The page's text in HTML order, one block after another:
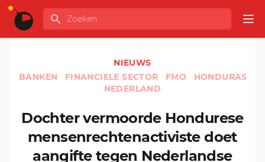
Ga naar de inhoud
GLOBALINFO
Zoeken
NIEUWS
BANKEN
FINANCIELE SECTOR FMO
HONDURAS
NEDERLAND
Dochter vermoorde Hondurese
mensenrechtenactiviste doet
aangifte tegen Nederlandse